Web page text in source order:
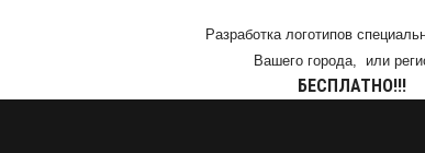
Разработка логотипов
Вашего города, или
БЕСПЛАТНО!!!